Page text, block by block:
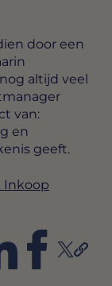
door een
altijd veel
van:
en
geeft.
Inkoop